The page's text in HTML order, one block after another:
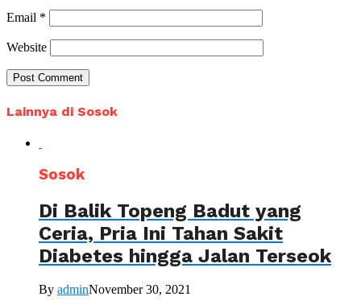
Email *
Website
Lainnya di Sosok
Sosok
Di Balik Topeng Badut yang
Ceria, Pria Ini Tahan Sakit
Diabetes hingga Jalan Terseok
By adminNovember 30, 2021